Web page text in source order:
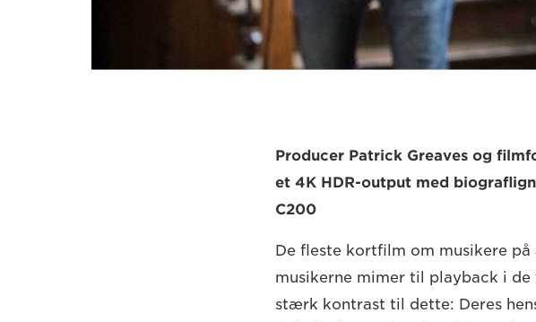
Producer Patrick Greaves og
et 4K HDR-output med
C200
De fleste kortfilm om musikere
musikerne mimer til playback i de
stærk kontrast til dette: Deres